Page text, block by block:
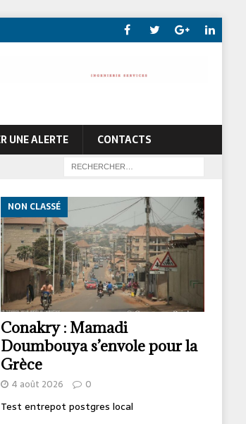
UNE ALERTE CONTACTS
Conakry : Mamadi
Doumbouya s’envole pour la
Grèce
NON CLASSÉ
4 août 2026 0
Test entrepot postgres local